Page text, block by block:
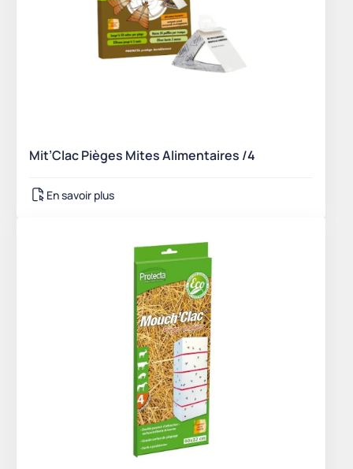
Mit’Clac Pièges Mites Alimentaires /4
En savoir plus